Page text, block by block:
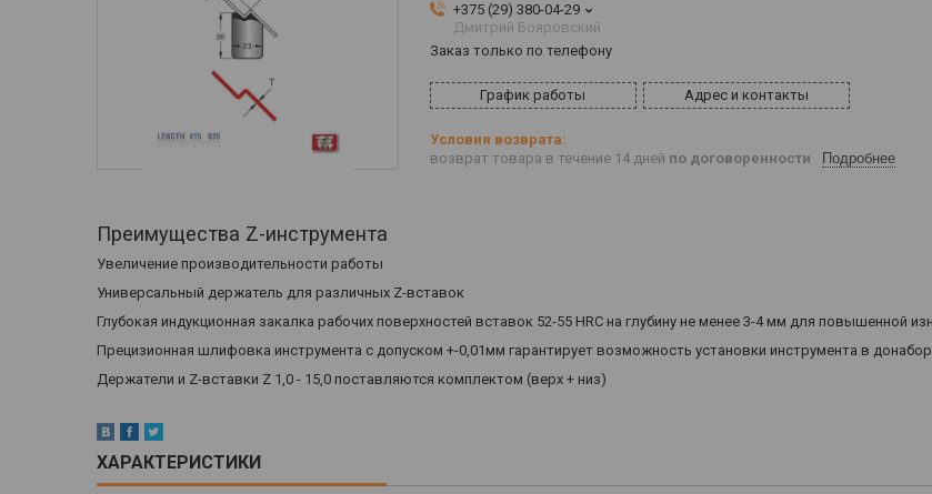
+375 (29) 380-04-29
Дмитрий Бояровский
Заказ только по телефону
График работы Адрес и контакты
возврат товара в течение 14 дней по договоренности Подробнее
Преимущества Z-инструмента
Увеличение производительности работы
Универсальный держатель для различных Z-вставок
Глубокая индукционная закалка рабочих поверхностей вставок 52-55 HRC на глубину не менее 3-4 мм для повышенной
Прецизионная шлифовка инструмента с допуском +-0,01мм гарантирует возможность установки инструмента в
Держатели и Z-вставки Z 1,0 - 15,0 поставляются комплектом (верх + низ)
ХАРАКТЕРИСТИКИ